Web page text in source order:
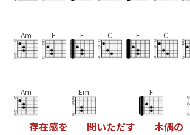
Am E F C F C
Am
存在感を
Em
問いただす
F
木偶の